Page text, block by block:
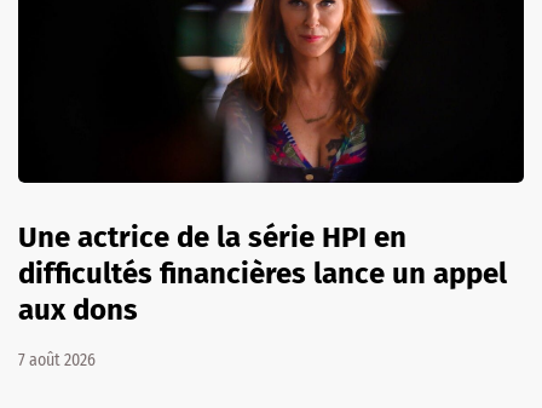
Une actrice de la série HPI en
difficultés financières lance un appel
aux dons
7 août 2026